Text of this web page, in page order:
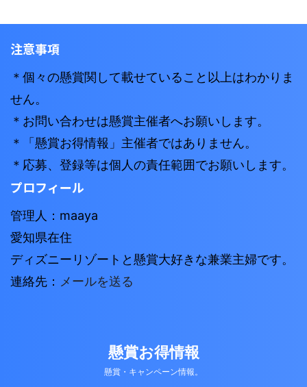
注意事項
＊個々の懸賞関して載せていること以上はわかりま
せん。
＊お問い合わせは懸賞主催者へお願いします。
＊「懸賞お得情報」主催者ではありません。
＊応募、登録等は個人の責任範囲でお願いします。
プロフィール
管理人：maaya
愛知県在住
ディズニーリゾートと懸賞大好きな兼業主婦です。
連絡先： メールを送る
懸賞お得情報
懸賞・キャンペーン情報。